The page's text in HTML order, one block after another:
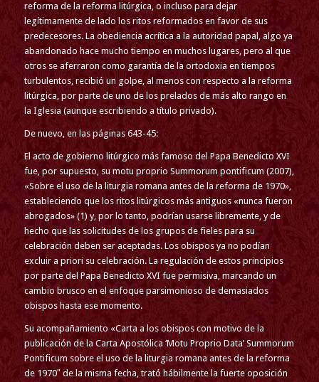
reforma de la reforma litúrgica, o incluso para dejar
legítimamente de lado los ritos reformados en favor de sus
predecesores. La obediencia acrítica a la autoridad papal, algo ya
abandonado hace mucho tiempo en muchos lugares, pero al que
otros se aferraron como garantía de la ortodoxia en tiempos
turbulentos, recibió un golpe, al menos con respecto a la reforma
litúrgica, por parte de uno de los prelados de más alto rango en
la Iglesia (aunque escribiendo a título privado).
De nuevo, en las páginas 643-45:
El acto de gobierno litúrgico más famoso del Papa Benedicto XVI
fue, por supuesto, su motu proprio Summorum pontificum (2007),
«Sobre el uso de la liturgia romana antes de la reforma de 1970»,
estableciendo que los ritos litúrgicos más antiguos «nunca fueron
abrogados» (1) y, por lo tanto, podrían usarse libremente, y de
hecho que las solicitudes de los grupos de fieles para su
celebración deben ser aceptadas. Los obispos ya no podían
excluir a priori su celebración. La regulación de estos principios
por parte del Papa Benedicto XVI fue permisiva, marcando un
cambio brusco en el enfoque parsimonioso de demasiados
obispos hasta ese momento.
Su acompañamiento «Carta a los obispos con motivo de la
publicación de la Carta Apostólica ‘Motu Proprio Data’ Summorum
Pontificum sobre el uso de la liturgia romana antes de la reforma
de 1970″ de la misma fecha, trató hábilmente la fuerte oposición